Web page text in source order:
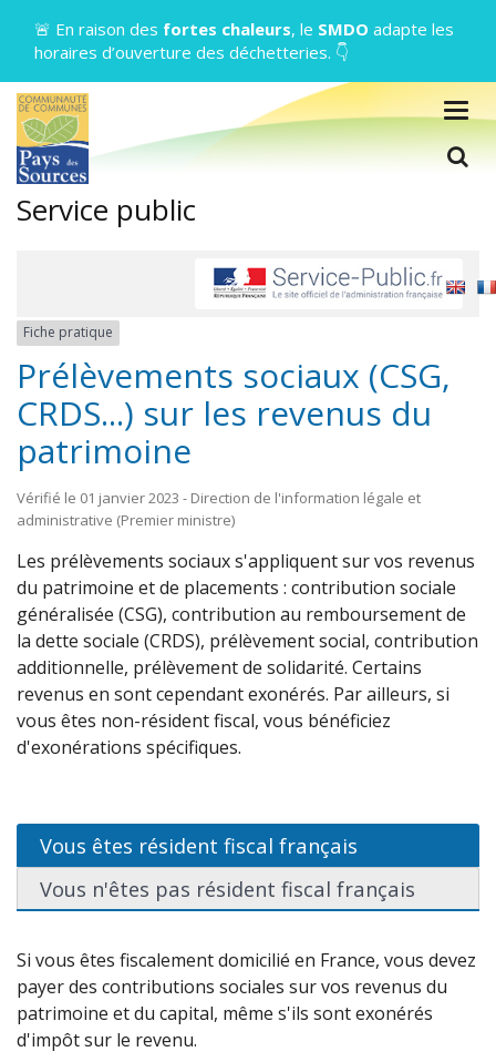
🚨 En raison des fortes chaleurs, le SMDO adapte les
horaires d’ouverture des déchetteries. 👇
Service public
Fiche pratique
Prélèvements sociaux (CSG,
CRDS...) sur les revenus du
patrimoine
Vérifié le 01 janvier 2023 - Direction de l'information légale et
administrative (Premier ministre)
Les prélèvements sociaux s'appliquent sur vos revenus
du patrimoine et de placements : contribution sociale
généralisée (CSG), contribution au remboursement de
la dette sociale (CRDS), prélèvement social, contribution
additionnelle, prélèvement de solidarité. Certains
revenus en sont cependant exonérés. Par ailleurs, si
vous êtes non-résident fiscal, vous bénéficiez
d'exonérations spécifiques.
Vous êtes résident fiscal français
Vous n'êtes pas résident fiscal français
Si vous êtes fiscalement domicilié en France, vous devez
payer des contributions sociales sur vos revenus du
patrimoine et du capital, même s'ils sont exonérés
d'impôt sur le revenu.